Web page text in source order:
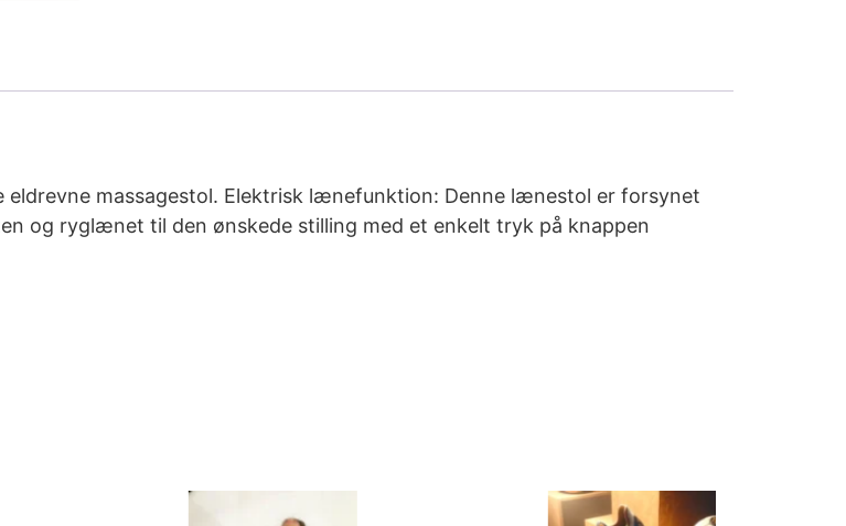
massagestol. Elektrisk lænefunktion: Denne lænestol er forsynet
og ryglænet til den ønskede stilling med et enkelt tryk på knappen